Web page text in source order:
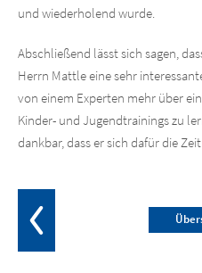
und wiederholend wurde.
Abschließend lässt sich sagen,
Herrn Mattle eine sehr
von einem Experten mehr über
Kinder- und Jugendtrainings zu
dankbar, dass er sich dafür die